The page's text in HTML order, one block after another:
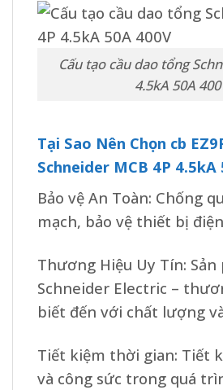
Cấu tạo cầu dao tổng
4.5kA 50A
Tại Sao Nên Chọn cb
Schneider MCB 4P 4.5kA
Bảo vệ An Toàn: Chống
mạch, bảo vệ thiết bị
Thương Hiệu Uy Tín: Sản
Schneider Electric –
biết đến với chất lượng
Tiết kiệm thời gian: Tiết
và công sức trong quá